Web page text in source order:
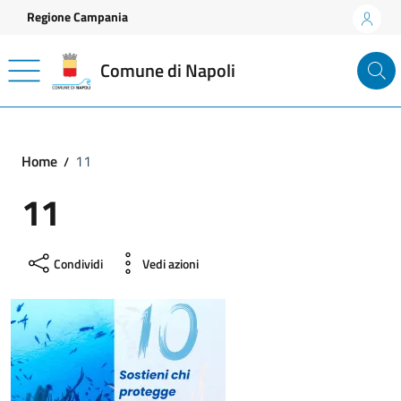
Vai ai contenuti
Vai al footer
Regione Campania
Comune di Napoli
Home 11
11
Condividi Vedi azioni